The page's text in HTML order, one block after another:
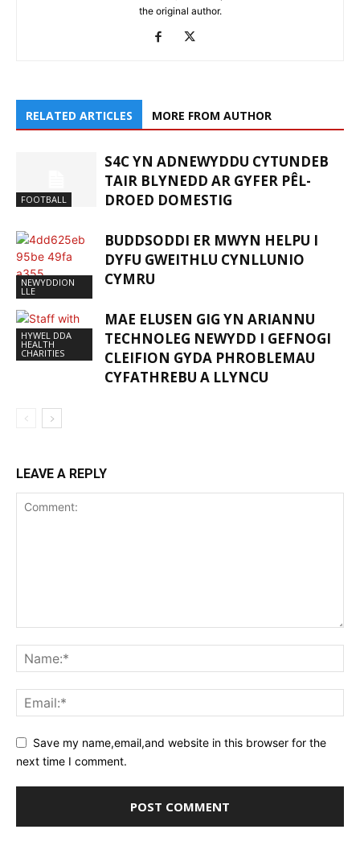
the original author.
RELATED ARTICLES MORE FROM AUTHOR
FOOTBALL
S4C YN ADNEWYDDU CYTUNDEB
TAIR BLYNEDD AR GYFER PÊL-
DROED DOMESTIG
NEWYDDION
LLE
BUDDSODDI ER MWYN HELPU I
DYFU GWEITHLU CYNLLUNIO
CYMRU
HYWEL DDA
HEALTH
CHARITIES
MAE ELUSEN GIG YN ARIANNU
TECHNOLEG NEWYDD I GEFNOGI
CLEIFION GYDA PHROBLEMAU
CYFATHREBU A LLYNCU
LEAVE A REPLY
Save my name,email,and website in this browser for the
next time I comment.